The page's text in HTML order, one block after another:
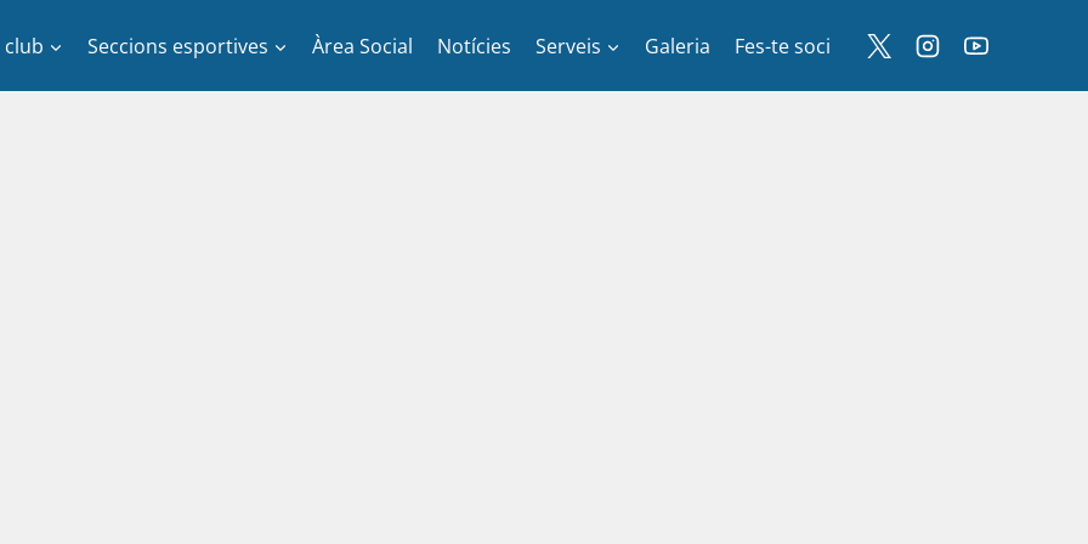
club Seccions esportives Àrea Social Notícies Serveis Galeria Fes-te soci